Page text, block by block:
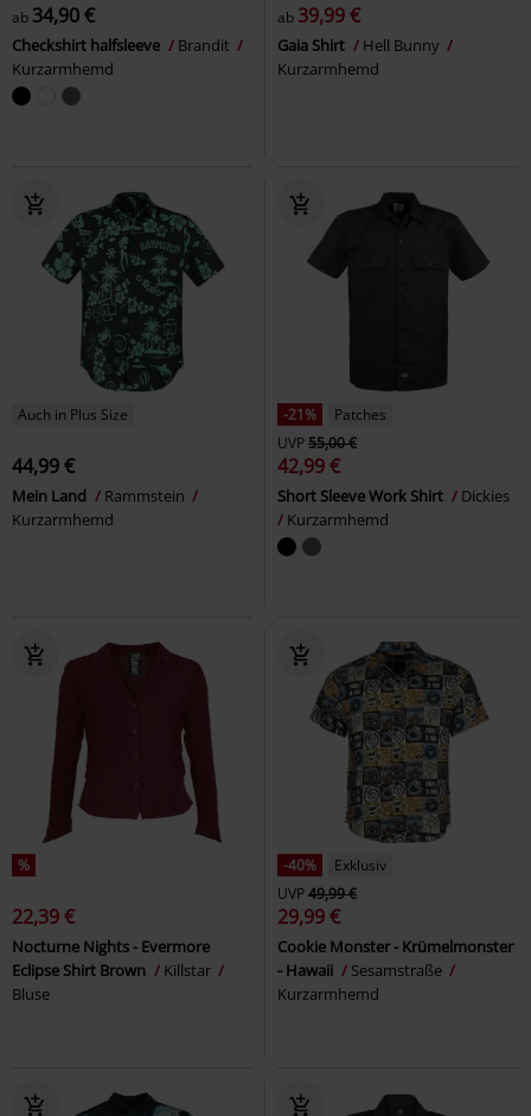
ab 34,90 €
Checkshirt halfsleeve
Brandit
Kurzarmhemd
ab 39,99 €
Gaia Shirt
Hell Bunny
Kurzarmhemd
Auch in Plus Size
44,99 €
Mein Land
Rammstein
Kurzarmhemd
-21%
Patches
UVP55,00 €
42,99 €
Short Sleeve Work Shirt
Dickies
Kurzarmhemd
%
22,39 €
Nocturne Nights - Evermore
Eclipse Shirt Brown
Killstar
Bluse
-40%
Exklusiv
UVP49,99 €
29,99 €
Cookie Monster - Krümelmonster
- Hawaii
Sesamstraße
Kurzarmhemd